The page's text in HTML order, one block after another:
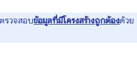
รวจสอบข้อมูลที่มีโครงสร้างถูกต้องด้วย